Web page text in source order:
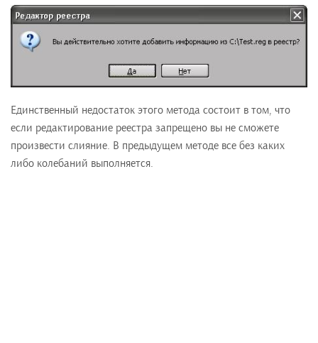
Единственный недостаток этого метода состоит в том, что
если редактирование реестра запрещено вы не сможете
произвести слияние. В предыдущем методе все без каких
либо колебаний выполняется.